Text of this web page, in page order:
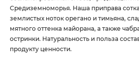
Средиземноморья. Наша приправа
землистых ноток орегано и тимьяна,
мятного оттенка майорана, а также
остринки. Натуральность и польза
продукту ценности.